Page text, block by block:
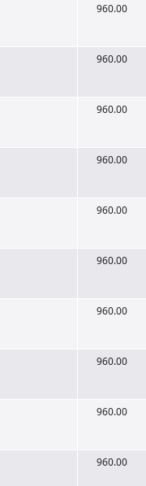
960.00
960.00
960.00
960.00
960.00
960.00
960.00
960.00
960.00
960.00